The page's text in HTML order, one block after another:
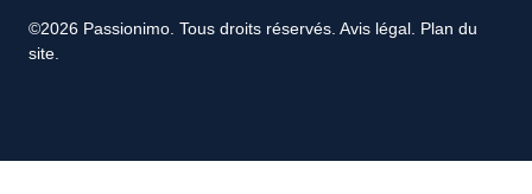
©2026 Passionimo. Tous droits réservés. Avis légal Plan du
site